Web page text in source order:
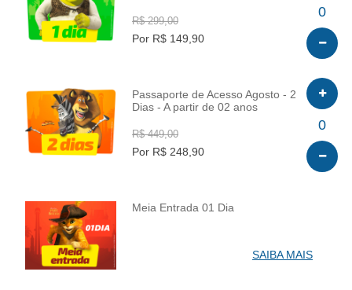
INFO
R$ 299,00
Por R$ 149,90
0
INFO
Passaporte de Acesso Agosto - 2
Dias - A partir de 02 anos
R$ 449,00
Por R$ 248,90
0
INFO
Meia Entrada 01 Dia
SAIBA MAIS